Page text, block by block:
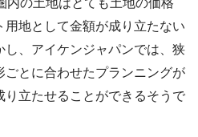
内の土地はとても土地の価格
地として金額が成り立たない
し、アイケンジャパンでは、狭
とに合わせたプランニングが
り立たせることができるそうで